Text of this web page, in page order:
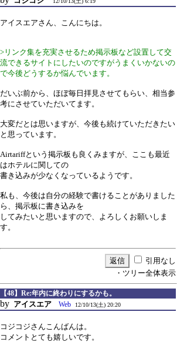
アイスエアさん、こんにちは。
>リンク集を充実させるため掲示板など設置して交
流できるサイトにしたいのですがうまくいかないの
で今後どうするか悩んでいます。
だいぶ前から、ほぼ毎日拝見させてもらい、相当参
考にさせていただいてます。
大変だとは思いますが、今後も続けていただきたい
と思っています。
Airtariffという掲示板も良くみますが、ここも最近
はホテルに関しての
書き込みが少なくなっているようです。
私も、今後は自分の経験で書けることがありました
ら、掲示板に書き込みを
してみたいと思いますので、よろしくお願いしま
す。
引用なし
・ツリー全体表示
【48】Re:年内に終わりにするかも。
by アイスエア Web 12/10/13(土) 20:20
コジコジさんこんばんは。
コメントとても嬉しいです。